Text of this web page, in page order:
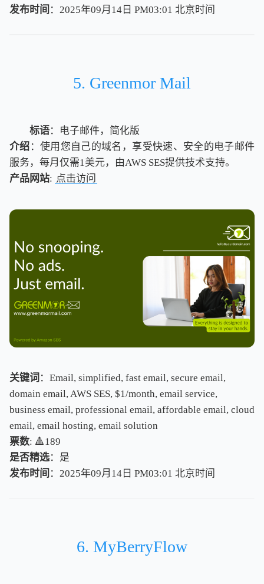
发布时间 ：2025年09月14日 PM03:01 北京时间
北京时间
5. Greenmor Mail
标语：电子邮件，简化版
介绍 ：使用您自己的域名，享受快速、安全的电子邮件
服务，每月仅需1美元，由AWS SES提供技术支持。
产品网站: 点击访问
关键词 ：Email, simplified, fast email, secure email,
domain email, AWS SES, $1/month, email service,
business email, professional email, affordable email, cloud
email, email hosting, email solution
票数: 🔺189
是否精选：是
发布时间 ：2025年09月14日 PM03:01 北京时间
北京时间
6. MyBerryFlow